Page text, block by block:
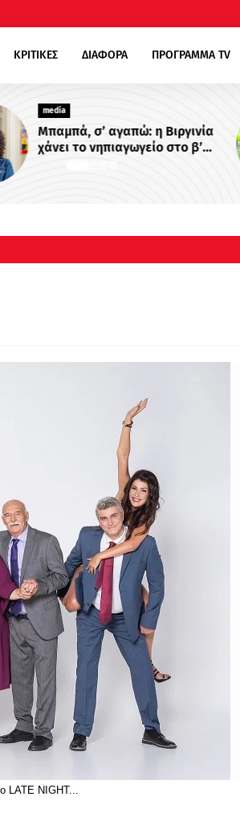
ΚΡΙΤΙΚΕΣ ΔΙΑΦΟΡΑ ΠΡΟΓΡΑΜΜΑ TV
media
Μπαμπά, σ’ αγαπώ: η Βιργινία
χάνει το νηπιαγωγείο στο β’
LATE NIGHT...